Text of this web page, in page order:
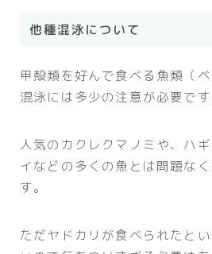
他種混泳について
甲殻類を好んで食べる魚類（
混泳には多少の注意が必要です
人気のカクレクマノミや、ハ
イなどの多くの魚とは問題な
す。
ただヤドカリが食べられたと